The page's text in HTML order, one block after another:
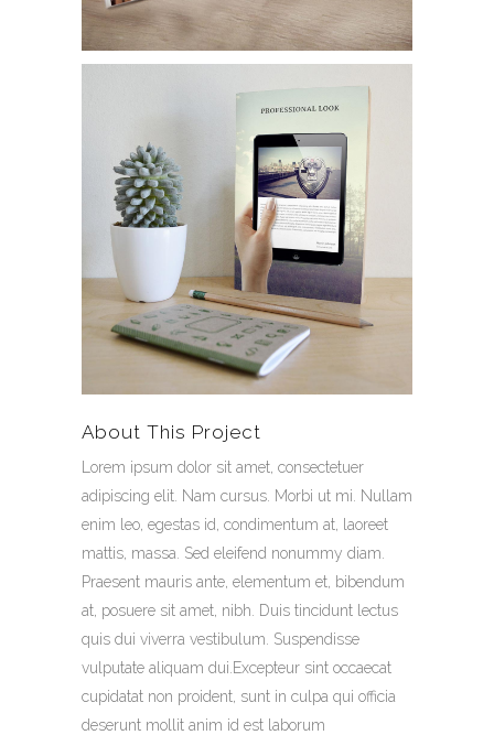
About This Project
Lorem ipsum dolor sit amet, consectetuer
adipiscing elit. Nam cursus. Morbi ut mi. Nullam
enim leo, egestas id, condimentum at, laoreet
mattis, massa. Sed eleifend nonummy diam.
Praesent mauris ante, elementum et, bibendum
at, posuere sit amet, nibh. Duis tincidunt lectus
quis dui viverra vestibulum. Suspendisse
vulputate aliquam dui.Excepteur sint occaecat
cupidatat non proident, sunt in culpa qui officia
deserunt mollit anim id est laborum